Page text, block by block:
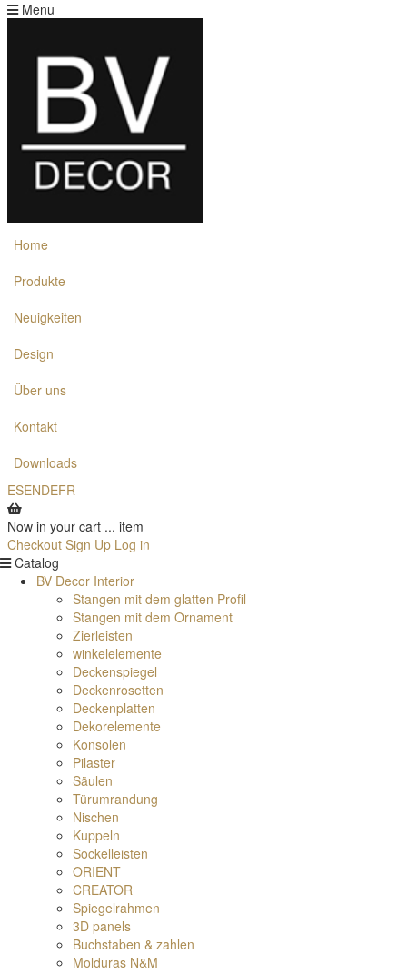
Menu
Home
Produkte
Neuigkeiten
Design
Über uns
Kontakt
Downloads
ESENDEFR
Now in your cart ... item
Checkout Sign Up Log in
Catalog
BV Decor Interior
Stangen mit dem glatten Profil
Stangen mit dem Ornament
Zierleisten
winkelelemente
Deckenspiegel
Deckenrosetten
Deckenplatten
Dekorelemente
Konsolen
Pilaster
Säulen
Türumrandung
Nischen
Kuppeln
Sockelleisten
ORIENT
CREATOR
Spiegelrahmen
3D panels
Buchstaben & zahlen
Molduras N&M